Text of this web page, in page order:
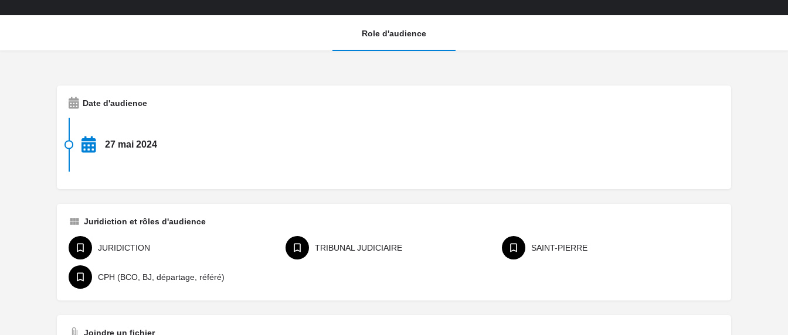
Role d'audience
Date d'audience
27 mai 2024
Juridiction et rôles d'audience
JURIDICTION TRIBUNAL JUDICIAIRE SAINT-PIERRE
CPH (BCO, BJ, départage, référé)
Joindre un fichier